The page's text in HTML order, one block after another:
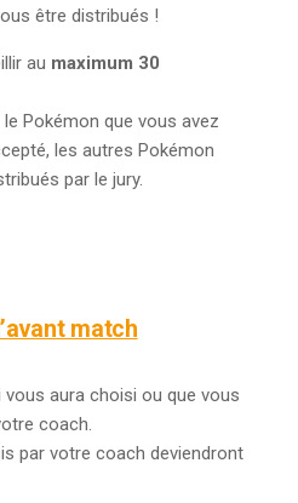
être distribués !
au maximum 30
Pokémon que vous avez
les autres Pokémon
par le jury.
match
aura choisi ou que vous
coach.
par votre coach deviendront